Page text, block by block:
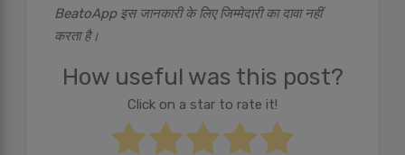
BeatoApp इस जानकारी के लिए जिम्मेदारी का दावा नहीं
करता है।
How useful was this post?
Click on a star to rate it!